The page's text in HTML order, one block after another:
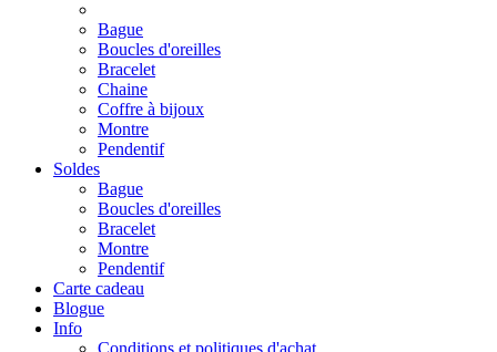
Bague
Boucles d'oreilles
Bracelet
Chaine
Coffre à bijoux
Montre
Pendentif
Soldes
Bague
Boucles d'oreilles
Bracelet
Montre
Pendentif
Carte cadeau
Blogue
Info
Conditions et politiques d'achat